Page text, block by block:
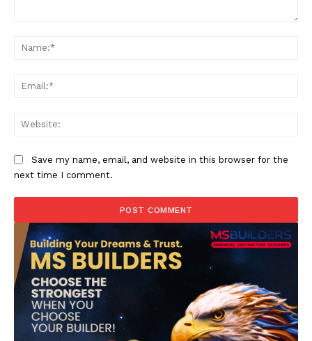
Save my name, email, and website in this browser for the
next time I comment.